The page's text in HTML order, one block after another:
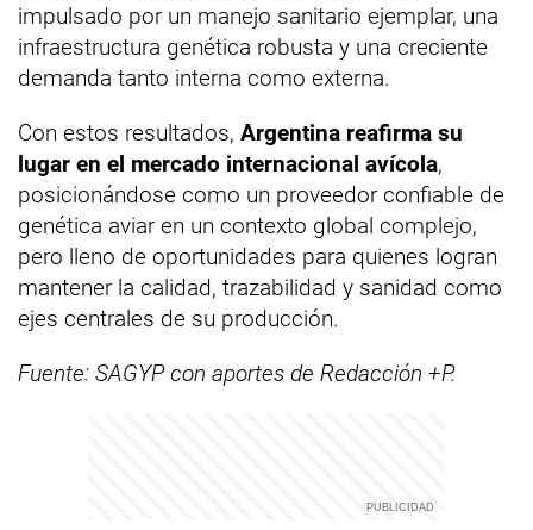
impulsado por un manejo sanitario ejemplar, una
infraestructura genética robusta y una creciente
demanda tanto interna como externa.
Con estos resultados, Argentina reafirma su
lugar en el mercado internacional avícola,
posicionándose como un proveedor confiable de
genética aviar en un contexto global complejo,
pero lleno de oportunidades para quienes logran
mantener la calidad, trazabilidad y sanidad como
ejes centrales de su producción.
Fuente: SAGYP con aportes de Redacción +P.